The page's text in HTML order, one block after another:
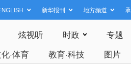
新华报刊 地方频道
炫视听 时政 专题
·体育 教育·科技 图片